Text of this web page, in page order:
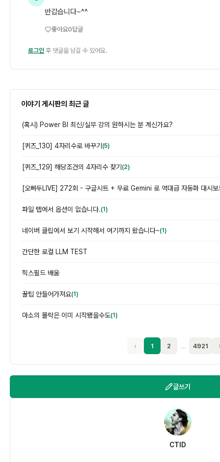
반갑습니다~^^
좋아요0답글
로그인 후 댓글을 남길 수 있어요.
이야기 게시판의 최근 글
(혹시) Power BI 최신/실무 강의 원하시는 분 계신가요?
[퀴즈_130] 4자리수로 바꾸기 (5)
[퀴즈_129] 해당조건의 4자리수 찾기 (2)
파일 탭에서 옵션이 없습니다.(1)
네이버 클립에서 보기 시작해서 여기까지 왔습니다~(1)
간단한 로컬 LLM TEST
힉스필드 배움
꿀팁 안들어가져요(1)
마소의 몰락은 이미 시작됐을수도(1)
‹ 1 2 … 4921
글쓰기
C
CTID